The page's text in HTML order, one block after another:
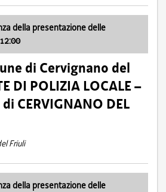
della presentazione delle
di Cervignano del
DI POLIZIA LOCALE –
CERVIGNANO DEL
Friuli
della presentazione delle